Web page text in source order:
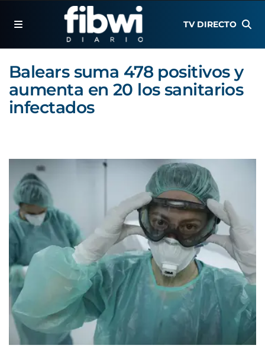
TV DIRECTO
Balears suma 478 positivos y
aumenta en 20 los sanitarios
infectados